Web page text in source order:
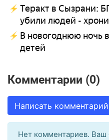
Теракт в Сызрани:
убили людей -
В новогоднюю ночь
детей
Комментарии (0)
Написать комментарий
Нет комментариев. Ваш